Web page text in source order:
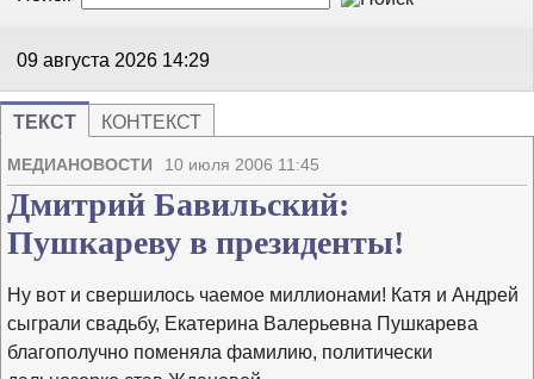
09 августа 2026 14:29
ТЕКСТ КОНТЕКСТ
МЕДИАНОВОСТИ 10 июля 2006 11:45
Дмитрий Бавильский:
Пушкареву в президенты!
Ну вот и свершилось чаемое миллионами! Катя и Андрей
сыграли свадьбу, Екатерина Валерьевна Пушкарева
благополучно поменяла фамилию, политически